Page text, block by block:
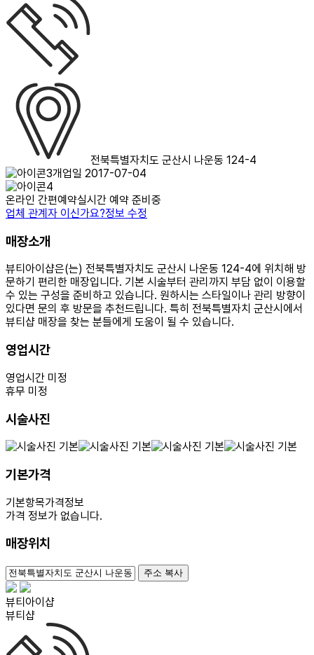
전북특별자치도 군산시 나운동 124-4
개업일 2017-07-04
온라인 간편예약실시간 예약 준비중
업체 관계자 이신가요?정보 수정
매장소개
뷰티아이샵은(는) 전북특별자치도 군산시 나운동 124-4에 위치해 방
문하기 편리한 매장입니다. 기본 시술부터 관리까지 부담 없이 이용할
수 있는 구성을 준비하고 있습니다. 원하시는 스타일이나 관리 방향이
있다면 문의 후 방문을 추천드립니다. 특히 전북특별자치 군산시에서
뷰티샵 매장을 찾는 분들에게 도움이 될 수 있습니다.
영업시간
영업시간 미정
휴무 미정
시술사진
기본가격
기본항목가격정보
가격 정보가 없습니다.
매장위치
주소 복사
뷰티아이샵
뷰티샵